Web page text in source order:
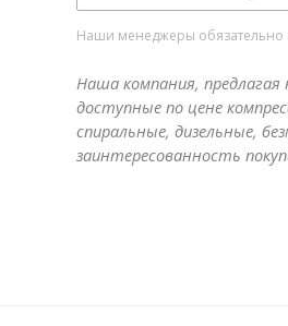
Наши менеджеры обязательно
Наша компания,
доступные по цене
спиральные, дизельные,
заинтересованность